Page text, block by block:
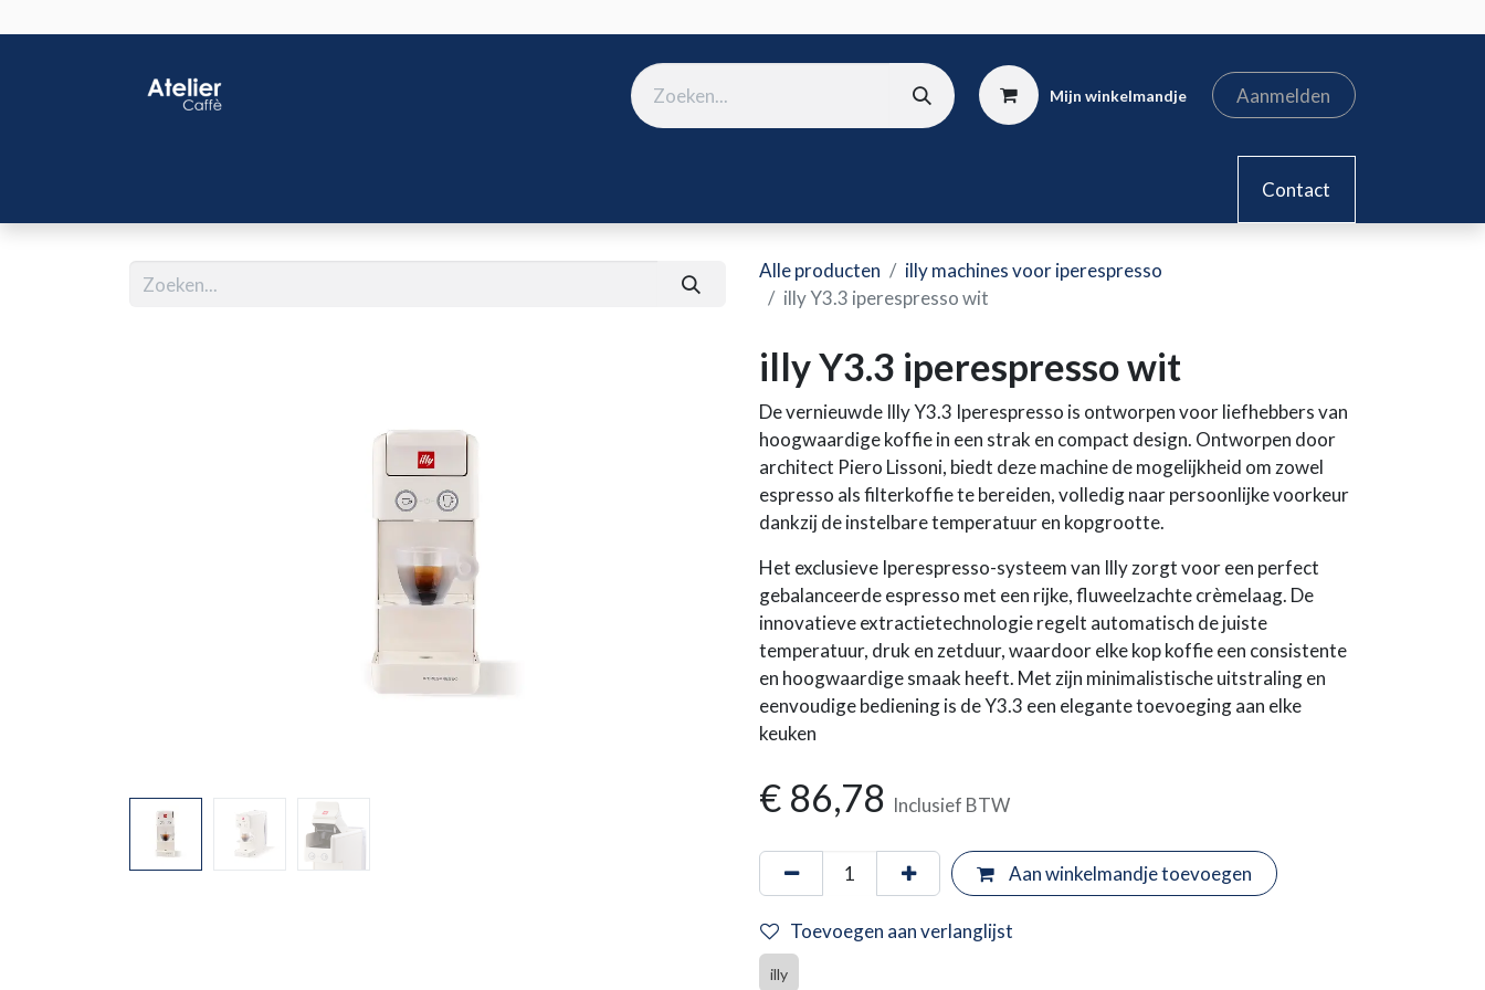
Mijn winkelmandje Aanmelden
Contact
Alle producten
illy machines voor iperespresso
illy Y3.3 iperespresso wit
illy Y3.3 iperespresso wit
De vernieuwde Illy Y3.3 Iperespresso is ontworpen voor liefhebbers van
hoogwaardige koffie in een strak en compact design. Ontworpen door
architect Piero Lissoni, biedt deze machine de mogelijkheid om zowel
espresso als filterkoffie te bereiden, volledig naar persoonlijke voorkeur
dankzij de instelbare temperatuur en kopgrootte.
Het exclusieve Iperespresso-systeem van Illy zorgt voor een perfect
gebalanceerde espresso met een rijke, fluweelzachte crèmelaag. De
innovatieve extractietechnologie regelt automatisch de juiste
temperatuur, druk en zetduur, waardoor elke kop koffie een consistente
en hoogwaardige smaak heeft. Met zijn minimalistische uitstraling en
eenvoudige bediening is de Y3.3 een elegante toevoeging aan elke
keuken
€ 86,78 Inclusief BTW
Aan winkelmandje toevoegen
Toevoegen aan verlanglijst
illy